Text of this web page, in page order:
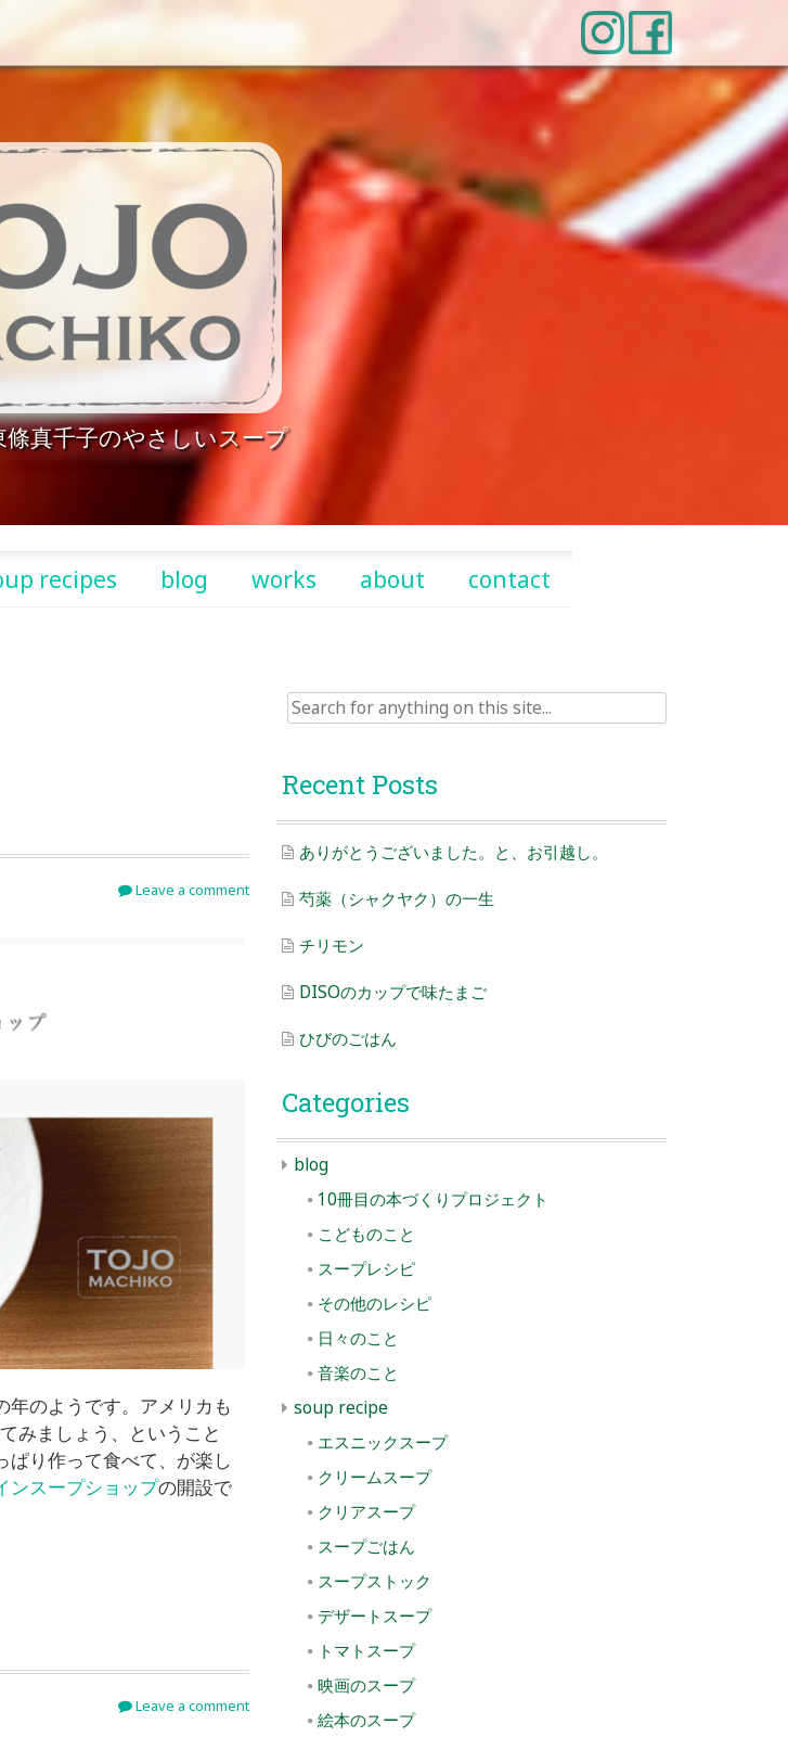
真千子のやさしいスープ
recipes blog works about contact
Leave a comment
年のようです。アメリカも
みましょう、ということ
ぱり作って食べて、が楽し
ンスープショップの開設で
Leave a comment
Search
for:
Recent Posts
ありがとうございました。と、お引越し。
芍薬（シャクヤク）の一生
チリモン
DISOのカップで味たまご
ひびのごはん
Categories
blog
10冊目の本づくりプロジェクト
こどものこと
スープレシピ
その他のレシピ
日々のこと
音楽のこと
soup recipe
エスニックスープ
クリームスープ
クリアスープ
スープごはん
スープストック
デザートスープ
トマトスープ
映画のスープ
絵本のスープ